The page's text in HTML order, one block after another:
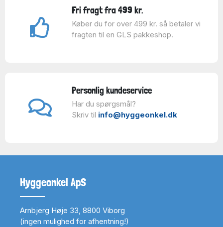
Fri fragt fra 499 kr.
Køber du for over 499 kr. så betaler vi
fragten til en GLS pakkeshop.
Personlig kundeservice
Har du spørgsmål?
Skriv til info@hyggeonkel.dk
Hyggeonkel ApS
Arnbjerg Høje 33, 8800 Viborg
(ingen mulighed for afhentning!)